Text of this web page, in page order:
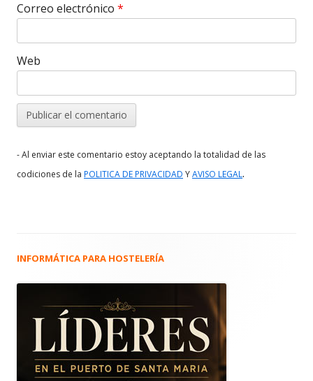
Correo electrónico *
Web
- Al enviar este comentario estoy aceptando la totalidad de las
codiciones de la POLITICA DE PRIVACIDAD YAVISO LEGAL.
Barra
principal
INFORMÁTICA PARA HOSTELERÍA